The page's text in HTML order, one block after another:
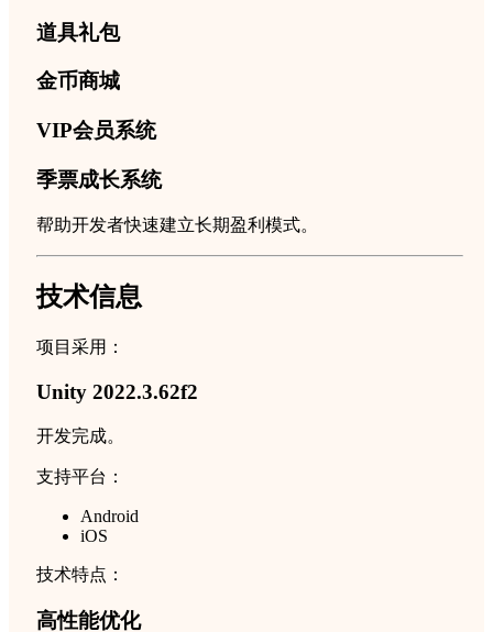
道具礼包
金币商城
VIP会员系统
季票成长系统
帮助开发者快速建立长期盈利模式。
技术信息
项目采用：
Unity 2022.3.62f2
开发完成。
支持平台：
Android
iOS
技术特点：
高性能优化